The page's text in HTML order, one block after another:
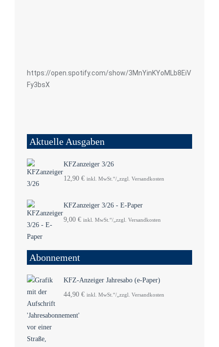
https://open.spotify.com/show/3MnYinKYoMLb8EiV
Fy3bsX
Aktuelle Ausgaben
KFZanzeiger 3/26
12,90 € inkl. MwSt.“/„zzgl. Versandkosten
KFZanzeiger 3/26 - E-Paper
9,00 € inkl. MwSt.“/„zzgl. Versandkosten
Abonnement
KFZ-Anzeiger Jahresabo (e-Paper)
44,90 € inkl. MwSt.“/„zzgl. Versandkosten